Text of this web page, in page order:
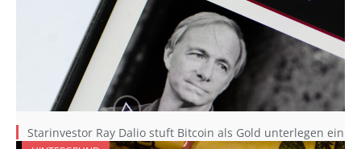
Starinvestor Ray Dalio stuft Bitcoin als Gold unterlegen ein